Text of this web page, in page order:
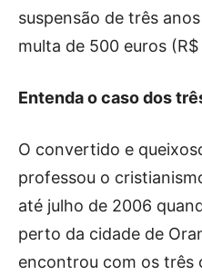
suspensão de três
multa de 500 euros
Entenda o caso dos
O convertido e
professou o
até julho de 2006
perto da cidade de
encontrou com os três